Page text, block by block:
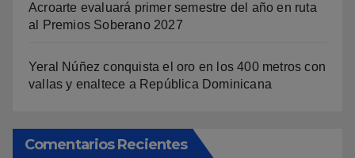
Acroarte evaluará primer semestre del año en ruta
al Premios Soberano 2027
Yeral Núñez conquista el oro en los 400 metros con
vallas y enaltece a República Dominicana
Comentarios Recientes